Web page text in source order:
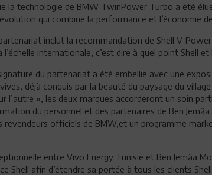
la technologie de BMW TwinPower Turbo a été
qui combine la performance et l’économie
inclut la recommandation de Shell V-
internationale, c’est dire à quel point Shell
du partenariat a été embellie avec une
déjà conquis par la beauté du paysage du village
l’autre », les deux marques accorderont un soin
du personnel et des partenaires de Ben
revendeurs officiels de BMW,et un programme
entre Vivo Energy Tunisie et Ben Jemâa
Shell afin d’étendre sa portée à tous les clients Shell